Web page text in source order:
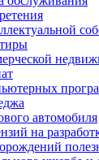
автомобиля
на